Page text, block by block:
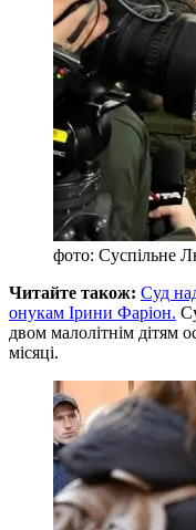
фото: Суспільне
Читайте також: Суд
онукам Ірини Фаріон.
двом малолітнім дітям
місяці.